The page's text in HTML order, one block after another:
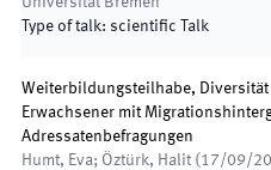
Type of talk: scientific Talk
Weiterbildungsteilhabe,
Erwachsener mit
Adressatenbefragungen
Humt, Eva; Öztürk, Halit ( 17/09/